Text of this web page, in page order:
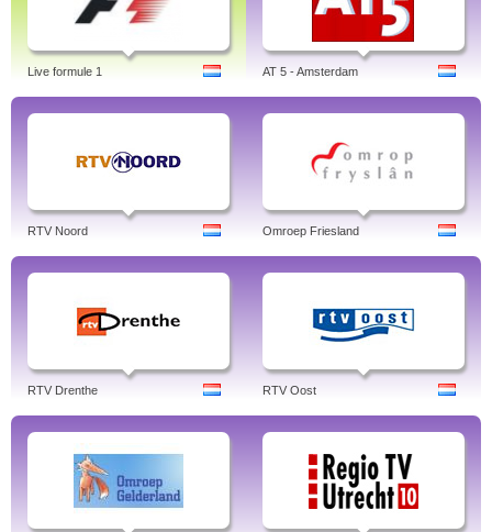
Live formule 1 AT 5 - Amsterdam
RTV Noord Omroep Friesland
RTV Drenthe RTV Oost